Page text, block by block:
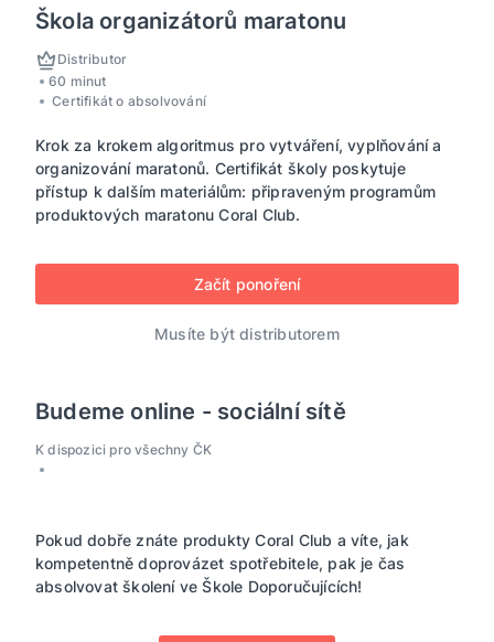
Škola organizátorů maratonu
Distributor
60 minut
Certifikát o absolvování
Krok za krokem algoritmus pro vytváření, vyplňování a
organizování maratonů. Certifikát školy poskytuje
přístup k dalším materiálům: připraveným programům
produktových maratonu Coral Club.
Začít ponoření
Musíte být distributorem
Budeme online - sociální sítě
K dispozici pro všechny ČK
Pokud dobře znáte produkty Coral Club a víte, jak
kompetentně doprovázet spotřebitele, pak je čas
absolvovat školení ve Škole Doporučujících!